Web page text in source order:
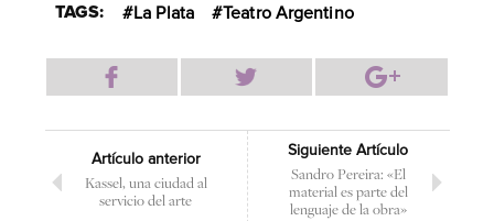
TAGS: La Plata Teatro Argentino
Artículo anterior
Kassel, una ciudad al
servicio del arte
Siguiente Artículo
Sandro Pereira: «El
material es parte del
lenguaje de la obra»